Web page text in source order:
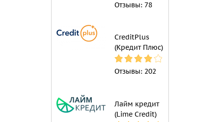
Отзывы: 78
CreditPlus
(Кредит Плюс)
Отзывы: 202
Лайм кредит
(Lime Credit)